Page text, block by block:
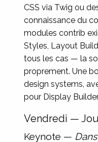
CSS via Twig ou
connaissance du
modules contrib
Styles, Layout
tous les cas — la
proprement. Une
design systems,
pour Display
Vendredi —
Keynote —